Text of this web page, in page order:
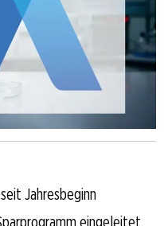
Jahresbeginn
eingeleitet